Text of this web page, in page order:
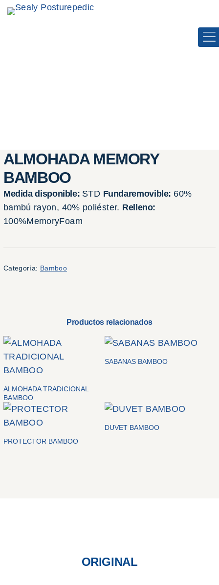
Saltar
ALMOHADA MEMORY
BAMBOO
Medida disponible: STD Fundaremovible: 60%
bambú rayon, 40% poliéster. Relleno:
100%MemoryFoam
Categoría: Bamboo
Productos relacionados
ALMOHADA TRADICIONAL
BAMBOO
SABANAS BAMBOO
PROTECTOR BAMBOO
DUVET BAMBOO
ORIGINAL